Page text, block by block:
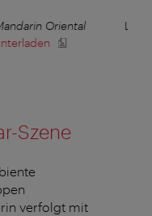
Oriental
Le
Szene
verfolgt mit